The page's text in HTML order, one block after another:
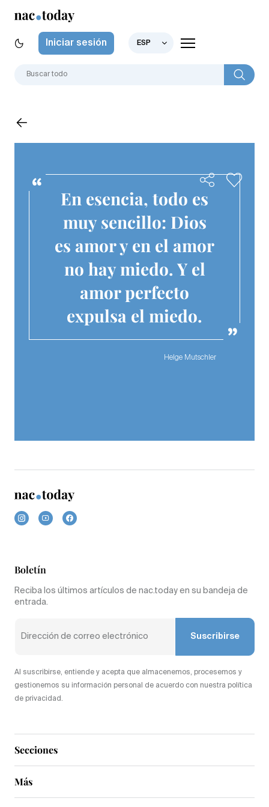
Iniciar sesión ESP
En esencia, todo es
muy sencillo: Dios
es amor y en el amor
no hay miedo. Y el
amor perfecto
expulsa el miedo.
Helge Mutschler
Secciones
Más
Boletín
Reciba los últimos artículos de nac.today en su bandeja de
entrada.
Suscribirse
Al suscribirse, entiende y acepta que almacenemos, procesemos y
gestionemos su información personal de acuerdo con nuestra política
de privacidad.